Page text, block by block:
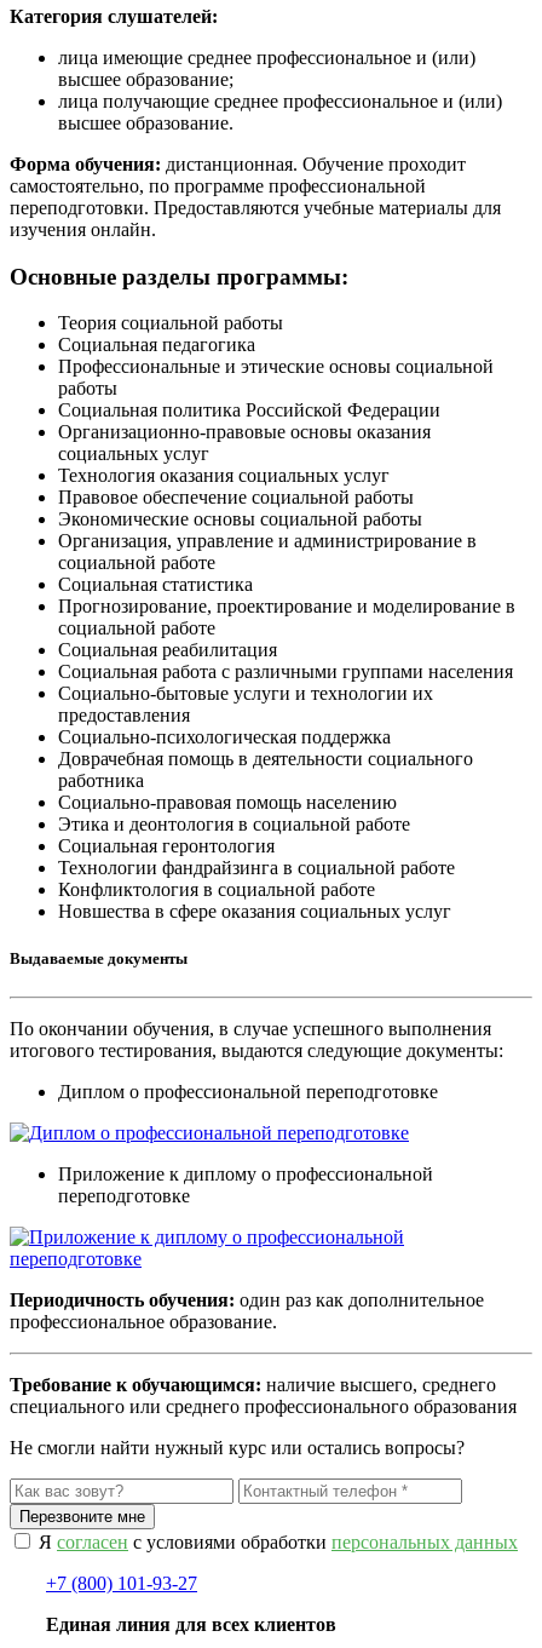
Категория слушателей:
лица имеющие среднее профессиональное и (или)
высшее образование;
лица получающие среднее профессиональное и (или)
высшее образование.
Форма обучения: дистанционная. Обучение проходит
самостоятельно, по программе профессиональной
переподготовки. Предоставляются учебные материалы для
изучения онлайн.
Основные разделы программы:
Теория социальной работы
Социальная педагогика
Профессиональные и этические основы социальной
работы
Социальная политика Российской Федерации
Организационно-правовые основы оказания
социальных услуг
Технология оказания социальных услуг
Правовое обеспечение социальной работы
Экономические основы социальной работы
Организация, управление и администрирование в
социальной работе
Социальная статистика
Прогнозирование, проектирование и моделирование в
социальной работе
Социальная реабилитация
Социальная работа с различными группами населения
Социально-бытовые услуги и технологии их
предоставления
Социально-психологическая поддержка
Доврачебная помощь в деятельности социального
работника
Социально-правовая помощь населению
Этика и деонтология в социальной работе
Социальная геронтология
Технологии фандрайзинга в социальной работе
Конфликтология в социальной работе
Новшества в сфере оказания социальных услуг
Выдаваемые документы
По окончании обучения, в случае успешного выполнения
итогового тестирования, выдаются следующие документы:
Диплом о профессиональной переподготовке
Приложение к диплому о профессиональной
переподготовке
Периодичность обучения: один раз как дополнительное
профессиональное образование.
Требование к обучающимся: наличие высшего, среднего
специального или среднего профессионального образования
Не смогли найти нужный курс или остались вопросы?
Я согласен с условиями обработки персональных данных
+7 (800) 101-93-27
Единая линия для всех клиентов